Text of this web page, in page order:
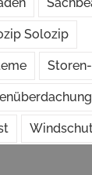
Solozip